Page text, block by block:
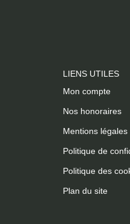
LIENS UTILES
Mon compte
Nos honoraires
Mentions légales
Politique de
Politique des
Plan du site